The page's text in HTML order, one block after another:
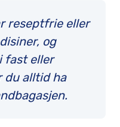
reseptfrie eller
og
fast eller
du alltid ha